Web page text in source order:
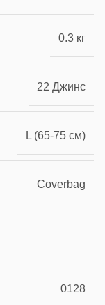
0.3 кг
22 Джинс
L (65-75 см)
Coverbag
0128